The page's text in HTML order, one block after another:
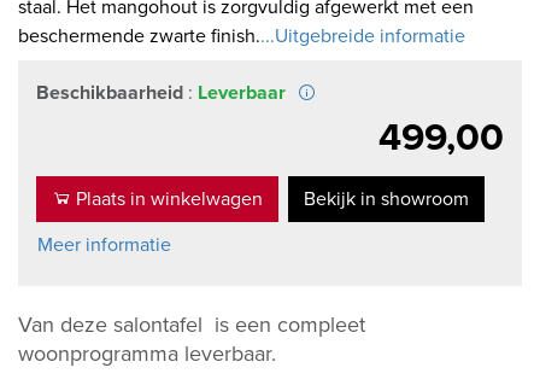
staal. Het mangohout is zorgvuldig afgewerkt met een
beschermende zwarte finish....Uitgebreide informatie
Beschikbaarheid : Leverbaar
499,00
Plaats in winkelwagen
Bekijk in showroom
Meer informatie
Van deze salontafel is een compleet
woonprogramma leverbaar.